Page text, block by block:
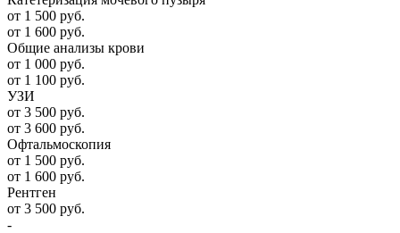
от 1 500 руб.
от 1 600 руб.
Общие анализы крови
от 1 000 руб.
от 1 100 руб.
УЗИ
от 3 500 руб.
от 3 600 руб.
Офтальмоскопия
от 1 500 руб.
от 1 600 руб.
Рентген
от 3 500 руб.
-